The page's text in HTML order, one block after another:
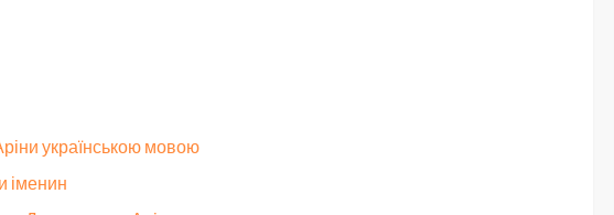
українською мовою
іменин